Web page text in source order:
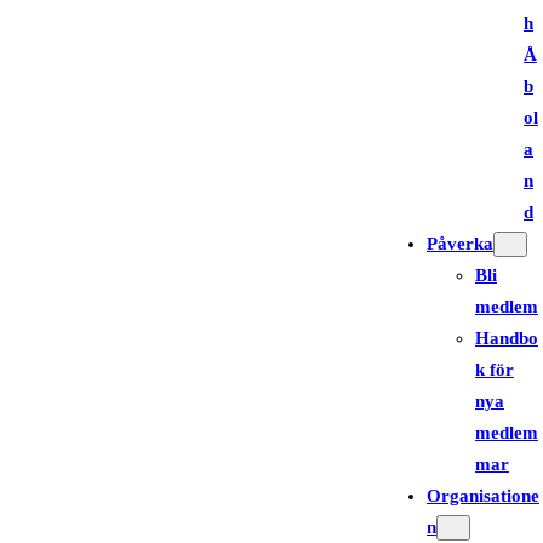
h
Å
b
ol
a
n
d
Påverka
Bli
medlem
Handbo
k för
nya
medlem
mar
Organisatione
n